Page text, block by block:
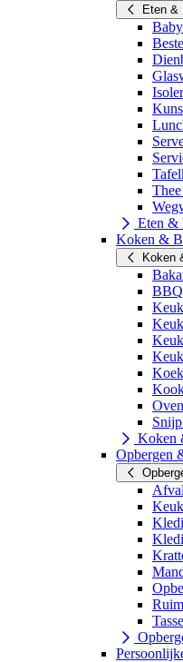
Eten &
Eten &
Koken &
Koken
BBQ
Koken
Opbergen